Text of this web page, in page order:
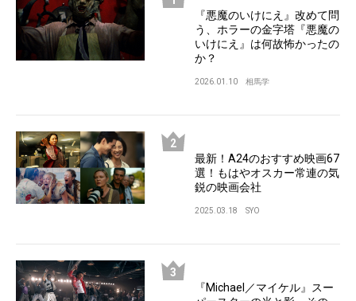
『悪魔のいけにえ』改めて問
う、ホラーの金字塔『悪魔の
いけにえ』は何故怖かったの
か？
2026.01.10 相馬学
最新！A24のおすすめ映画67
選！もはやオスカー常連の気
鋭の映画会社
2025.03.18 SYO
『Michael／マイケル』スー